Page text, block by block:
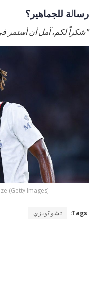
رسالة للجماهير؟
"شكراً لكم، آمل أن أستمر
(Getty Images)
Tags: تشوكويزي